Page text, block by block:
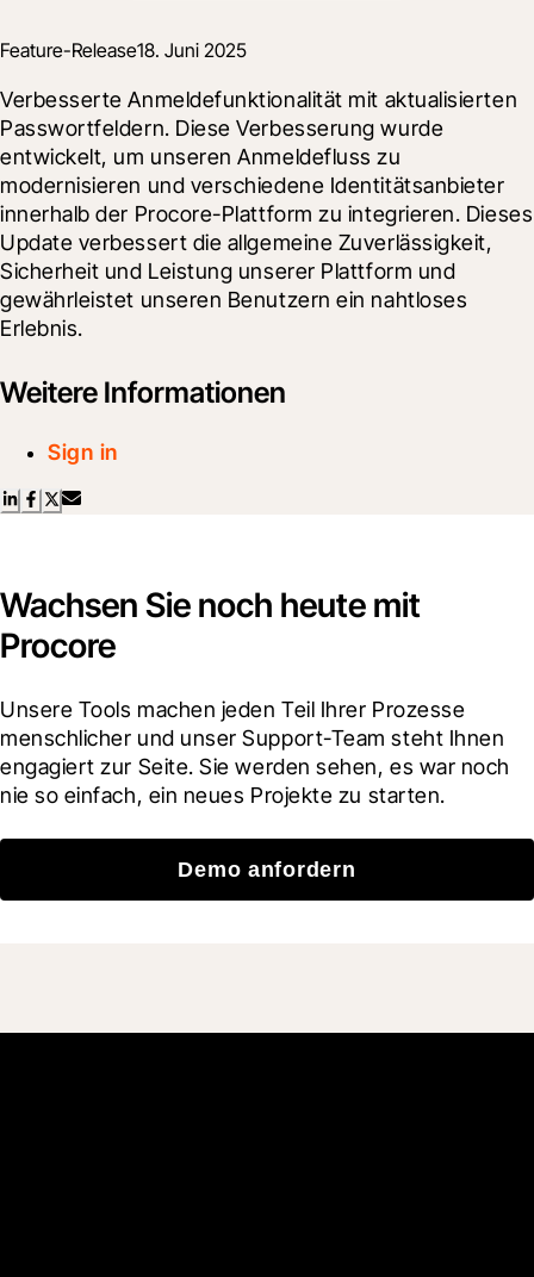
Feature-Release18. Juni 2025
Verbesserte Anmeldefunktionalität mit aktualisierten
Passwortfeldern. Diese Verbesserung wurde
entwickelt, um unseren Anmeldefluss zu
modernisieren und verschiedene Identitätsanbieter
innerhalb der Procore-Plattform zu integrieren. Dieses
Update verbessert die allgemeine Zuverlässigkeit,
Sicherheit und Leistung unserer Plattform und
gewährleistet unseren Benutzern ein nahtloses
Erlebnis.
Weitere Informationen
Sign in
Wachsen Sie noch heute mit
Procore
Unsere Tools machen jeden Teil Ihrer Prozesse
menschlicher und unser Support-Team steht Ihnen
engagiert zur Seite. Sie werden sehen, es war noch
nie so einfach, ein neues Projekte zu starten.
Demo anfordern